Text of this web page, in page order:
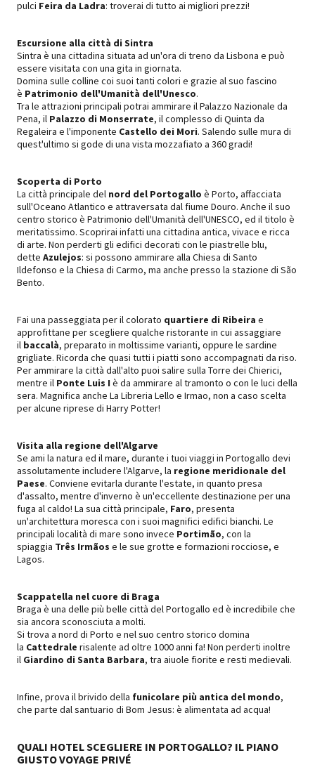
pulci Feira da Ladra: troverai di tutto ai migliori prezzi!
Escursione alla città di Sintra
Sintra è una cittadina situata ad un'ora di treno da Lisbona e può
essere visitata con una gita in giornata.
Domina sulle colline coi suoi tanti colori e grazie al suo fascino
è Patrimonio dell'Umanità dell'Unesco.
Tra le attrazioni principali potrai ammirare il Palazzo Nazionale da
Pena, il Palazzo di Monserrate, il complesso di Quinta da
Regaleira e l'imponente Castello dei Mori. Salendo sulle mura di
quest'ultimo si gode di una vista mozzafiato a 360 gradi!
Scoperta di Porto
La città principale del nord del Portogallo è Porto, affacciata
sull'Oceano Atlantico e attraversata dal fiume Douro. Anche il suo
centro storico è Patrimonio dell'Umanità dell'UNESCO, ed il titolo è
meritatissimo. Scoprirai infatti una cittadina antica, vivace e ricca
di arte. Non perderti gli edifici decorati con le piastrelle blu,
dette Azulejos: si possono ammirare alla Chiesa di Santo
Ildefonso e la Chiesa di Carmo, ma anche presso la stazione di São
Bento.
Fai una passeggiata per il colorato quartiere di Ribeira e
approfittane per scegliere qualche ristorante in cui assaggiare
il baccalà, preparato in moltissime varianti, oppure le sardine
grigliate. Ricorda che quasi tutti i piatti sono accompagnati da riso.
Per ammirare la città dall'alto puoi salire sulla Torre dei Chierici,
mentre il Ponte Luis I è da ammirare al tramonto o con le luci della
sera. Magnifica anche La Libreria Lello e Irmao, non a caso scelta
per alcune riprese di Harry Potter!
Visita alla regione dell'Algarve
Se ami la natura ed il mare, durante i tuoi viaggi in Portogallo devi
assolutamente includere l'Algarve, la regione meridionale del
Paese. Conviene evitarla durante l'estate, in quanto presa
d'assalto, mentre d'inverno è un'eccellente destinazione per una
fuga al caldo! La sua città principale, Faro, presenta
un'architettura moresca con i suoi magnifici edifici bianchi. Le
principali località di mare sono invece Portimão, con la
spiaggia Três Irmãos e le sue grotte e formazioni rocciose, e
Lagos.
Scappatella nel cuore di Braga
Braga è una delle più belle città del Portogallo ed è incredibile che
sia ancora sconosciuta a molti.
Si trova a nord di Porto e nel suo centro storico domina
la Cattedrale risalente ad oltre 1000 anni fa! Non perderti inoltre
il Giardino di Santa Barbara, tra aiuole fiorite e resti medievali.
Infine, prova il brivido della funicolare più antica del mondo,
che parte dal santuario di Bom Jesus: è alimentata ad acqua!
QUALI HOTEL SCEGLIERE IN PORTOGALLO? IL PIANO
GIUSTO VOYAGE PRIVÉ